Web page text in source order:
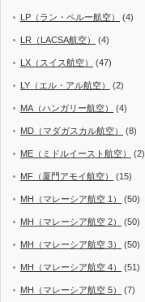
LP（ラン・ペルー航空） (4)
LR（LACSA航空） (4)
LX（スイス航空） (47)
LY（エル・アル航空） (2)
MA（ハンガリー航空） (4)
MD（マダガスカル航空） (8)
ME（ミドルイースト航空） (2)
MF（厦門アモイ航空） (15)
MH（マレーシア航空 1） (50)
MH（マレーシア航空 2） (50)
MH（マレーシア航空 3） (50)
MH（マレーシア航空 4） (51)
MH（マレーシア航空 5） (7)